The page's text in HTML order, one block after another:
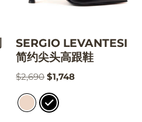
SERGIO LEVANTESI
简约尖头高跟鞋
$2,690 $1,748